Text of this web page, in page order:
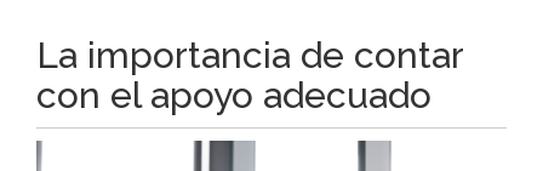
La importancia de contar
con el apoyo adecuado